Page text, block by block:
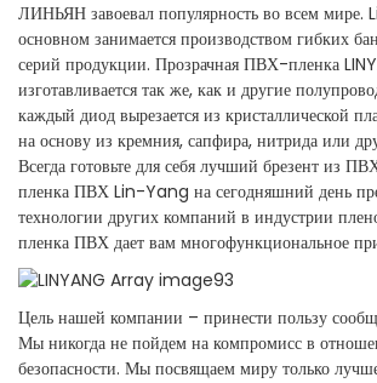
ЛИНЬЯН завоевал популярность во всем
основном занимается производством гибких
серий продукции. Прозрачная ПВХ-пленка
изготавливается так же, как и другие
каждый диод вырезается из кристаллической
на основу из кремния, сапфира, нитрида или
Всегда готовьте для себя лучший брезент из
пленка ПВХ Lin-Yang на сегодняшний день
технологии других компаний в индустрии
пленка ПВХ дает вам многофункциональное
Цель нашей компании – принести пользу
Мы никогда не пойдем на компромисс в
безопасности. Мы посвящаем миру только